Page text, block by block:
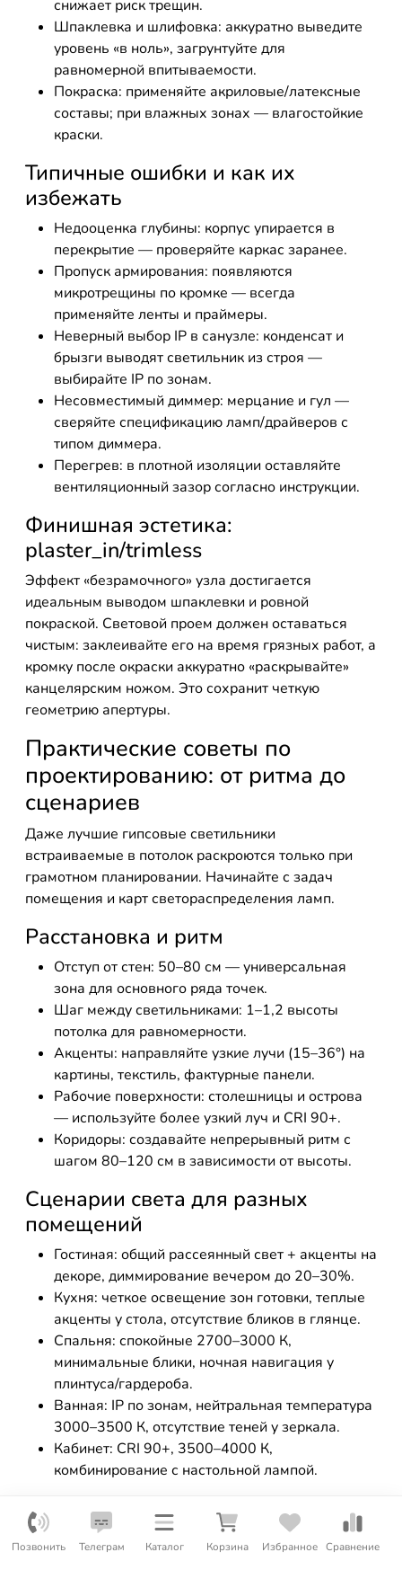
Позвонить Телеграм Каталог Корзина Избранное Сравнение
снижает риск трещин.
Шпаклевка и шлифовка: аккуратно выведите
уровень «в ноль», загрунтуйте для
равномерной впитываемости.
Покраска: применяйте акриловые/латексные
составы; при влажных зонах — влагостойкие
краски.
Типичные ошибки и как их
избежать
Недооценка глубины: корпус упирается в
перекрытие — проверяйте каркас заранее.
Пропуск армирования: появляются
микротрещины по кромке — всегда
применяйте ленты и праймеры.
Неверный выбор IP в санузле: конденсат и
брызги выводят светильник из строя —
выбирайте IP по зонам.
Несовместимый диммер: мерцание и гул —
сверяйте спецификацию ламп/драйверов с
типом диммера.
Перегрев: в плотной изоляции оставляйте
вентиляционный зазор согласно инструкции.
Финишная эстетика:
plaster_in/trimless
Эффект «безрамочного» узла достигается
идеальным выводом шпаклевки и ровной
покраской. Световой проем должен оставаться
чистым: заклеивайте его на время грязных работ, а
кромку после окраски аккуратно «раскрывайте»
канцелярским ножом. Это сохранит четкую
геометрию апертуры.
Практические советы по
проектированию: от ритма до
сценариев
Даже лучшие гипсовые светильники
встраиваемые в потолок раскроются только при
грамотном планировании. Начинайте с задач
помещения и карт светораспределения ламп.
Расстановка и ритм
Отступ от стен: 50–80 см — универсальная
зона для основного ряда точек.
Шаг между светильниками: 1–1,2 высоты
потолка для равномерности.
Акценты: направляйте узкие лучи (15–36°) на
картины, текстиль, фактурные панели.
Рабочие поверхности: столешницы и острова
— используйте более узкий луч и CRI 90+.
Коридоры: создавайте непрерывный ритм с
шагом 80–120 см в зависимости от высоты.
Сценарии света для разных
помещений
Гостиная: общий рассеянный свет + акценты на
декоре, диммирование вечером до 20–30%.
Кухня: четкое освещение зон готовки, теплые
акценты у стола, отсутствие бликов в глянце.
Спальня: спокойные 2700–3000 К,
минимальные блики, ночная навигация у
плинтуса/гардероба.
Ванная: IP по зонам, нейтральная температура
3000–3500 К, отсутствие теней у зеркала.
Кабинет: CRI 90+, 3500–4000 К,
комбинирование с настольной лампой.
Комбинирование источников
Гипсовые точечники отлично сочетаются с